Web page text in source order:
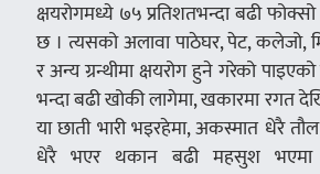
क्षयरोगमध्ये ७५ प्रतिशतभन्दा बढी
छ । त्यसको अलावा पाठेघर, पेट, कलेजो,
र अन्य ग्रन्थीमा क्षयरोग हुने गरेको
भन्दा बढी खोकी लागेमा, खकारमा रगत
या छाती भारी भइरहेमा, अकस्मात धेरै
धेरै भएर थकान बढी महसुश भएमा